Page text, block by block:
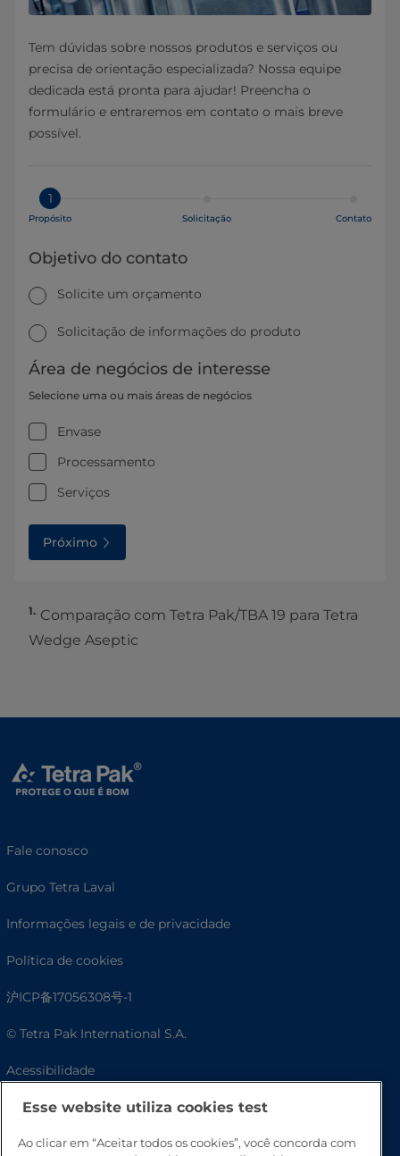
Tem dúvidas sobre nossos produtos e serviços ou
precisa de orientação especializada? Nossa equipe
dedicada está pronta para ajudar! Preencha o
formulário e entraremos em contato o mais breve
possível.
1
Propósito Solicitação Contato
Objetivo do contato
Solicite um orçamento
Solicitação de informações do produto
Área de negócios de interesse
Selecione uma ou mais áreas de negócios
Envase
Processamento
Serviços
Próximo
1. Comparação com Tetra Pak/TBA 19 para Tetra
Wedge Aseptic
Fale conosco
Grupo Tetra Laval
Informações legais e de privacidade
Política de cookies
沪ICP备17056308号-1
© Tetra Pak International S.A.
Acessibilidade
Esse website utiliza cookies test
Ao clicar em “Aceitar todos os cookies”, você concorda com